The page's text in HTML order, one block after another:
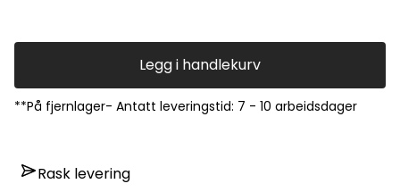
Legg i handlekurv
**På fjernlager- Antatt leveringstid: 7 - 10 arbeidsdager
Rask levering